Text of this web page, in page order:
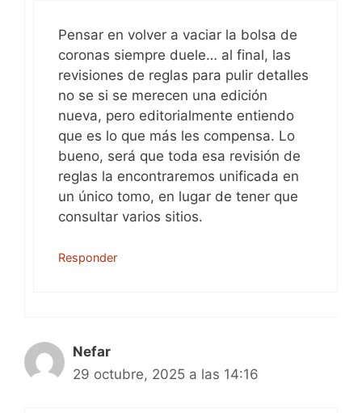
Pensar en volver a vaciar la bolsa de
coronas siempre duele… al final, las
revisiones de reglas para pulir detalles
no se si se merecen una edición
nueva, pero editorialmente entiendo
que es lo que más les compensa. Lo
bueno, será que toda esa revisión de
reglas la encontraremos unificada en
un único tomo, en lugar de tener que
consultar varios sitios.
Responder
Nefar
29 octubre, 2025 a las 14:16